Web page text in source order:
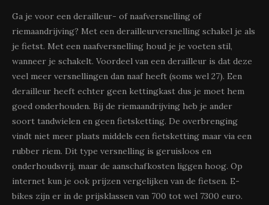
Ga je voor een derailleur- of naafversnelling of
riemaandrijving? Met een derailleurversnelling schakel je als
je fietst. Met een naafversnelling houd je je voeten stil,
wanneer je schakelt. Voordeel van een derailleur is dat deze
veel meer versnellingen dan naaf heeft (soms wel 27). Een
derailleur heeft echter geen kettingkast dus je moet hem
goed onderhouden. Bij de riemaandrijving heb je ander
soort tandwielen en geen fietsketting. De overbrenging
vindt niet meer plaats middels een fietsketting maar via een
rubber riem. Dit type versnelling is geruisloos en
onderhoudsvrij, maar de aanschafkosten liggen hoog. Op
internet kun je ook prijzen vergelijken van de fietsen. E-
bikes zijn er in de prijsklassen van 700 tot wel 7300 euro.